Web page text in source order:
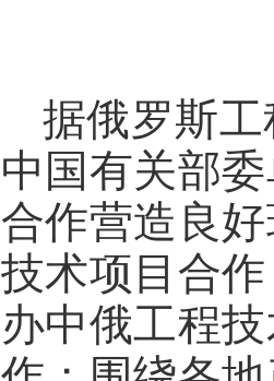
据俄罗斯
中国有关部
合作营造良
技术项目合
办中俄工程